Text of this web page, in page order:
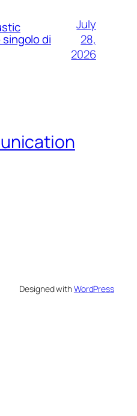
di
July
28,
2026
Designed withWordPress